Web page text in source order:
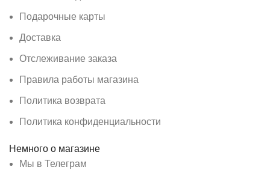
Подарочные карты
Доставка
Отслеживание заказа
Правила работы магазина
Политика возврата
Политика конфиденциальности
Немного о магазине
Мы в Телеграм